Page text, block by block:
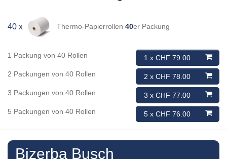
40 x Thermo-Papierrollen 40er Packung
1 x CHF 79.00
1 Packung von 40 Rollen
2 x CHF 78.00
2 Packungen von 40 Rollen
3 x CHF 77.00
3 Packungen von 40 Rollen
5 x CHF 76.00
5 Packungen von 40 Rollen
Bizerba Busch